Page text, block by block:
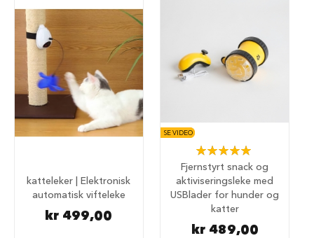
T
y
g
g
e
b
n
t
h
u
n
katteleker | Elektronisk
automatisk vifteleke
kr 499,00
SE VIDEO
Fjernstyrt snack og
aktiviseringsleke med
USBlader for hunder og
katter
Rating:
100%
kr 489,00